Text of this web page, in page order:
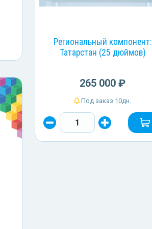
Региональный компонент:
Татарстан (25 дюймов)
265 000 ₽
Под заказ 10дн.